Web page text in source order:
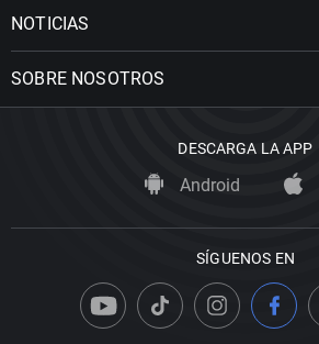
NOTICIAS
SOBRE NOSOTROS
DESCARGA LA APP
Android
SÍGUENOS EN